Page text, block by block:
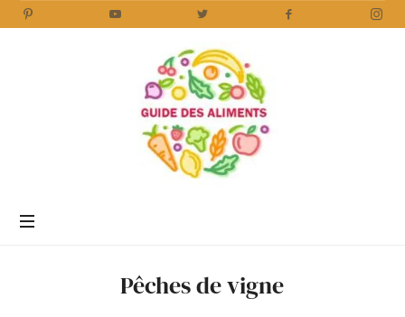
Aliments
www.guidedesaliments.comPêches de vigne